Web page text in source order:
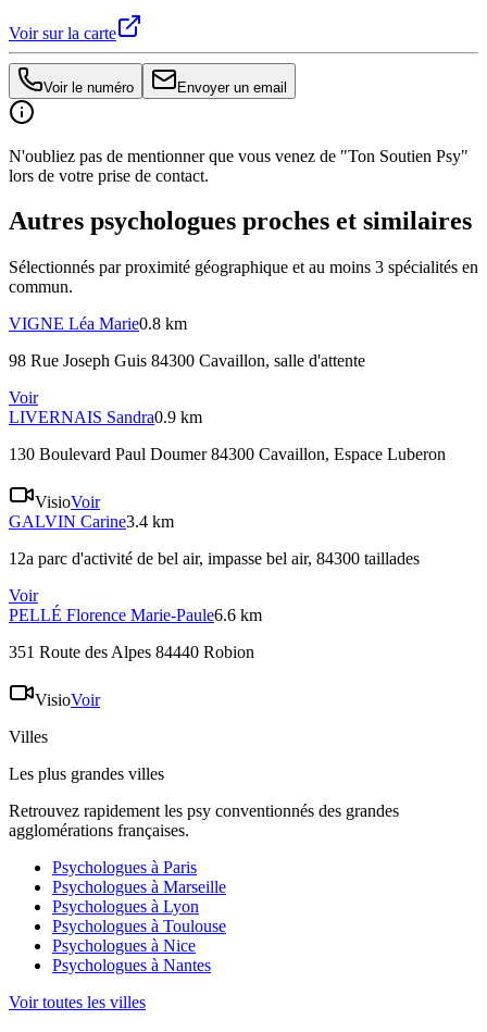
Voir sur la carte
Voir le numéro Envoyer un email
N'oubliez pas de mentionner que vous venez de "Ton Soutien Psy"
lors de votre prise de contact.
Autres psychologues proches et similaires
Sélectionnés par proximité géographique et au moins 3 spécialités en
commun.
VIGNE Léa Marie0.8 km
98 Rue Joseph Guis 84300 Cavaillon, salle d'attente
Voir
LIVERNAIS Sandra0.9 km
130 Boulevard Paul Doumer 84300 Cavaillon, Espace Luberon
VisioVoir
GALVIN Carine3.4 km
12a parc d'activité de bel air, impasse bel air, 84300 taillades
Voir
PELLÉ Florence Marie-Paule6.6 km
351 Route des Alpes 84440 Robion
VisioVoir
Villes
Les plus grandes villes
Retrouvez rapidement les psy conventionnés des grandes
agglomérations françaises.
Psychologues à Paris
Psychologues à Marseille
Psychologues à Lyon
Psychologues à Toulouse
Psychologues à Nice
Psychologues à Nantes
Voir toutes les villes